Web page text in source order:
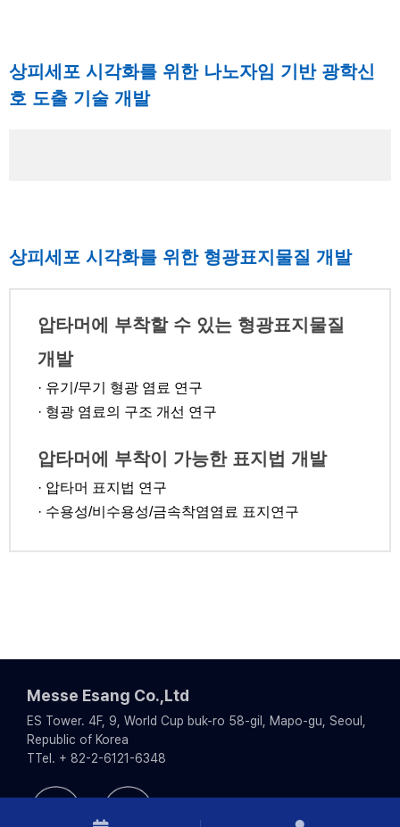
상피세포 시각화를 위한 나노자임 기반 광학신
호 도출 기술 개발
상피세포 시각화를 위한 형광표지물질 개발
압타머에 부착할 수 있는 형광표지물질
개발
· 유기/무기 형광 염료 연구
· 형광 염료의 구조 개선 연구
압타머에 부착이 가능한 표지법 개발
· 압타머 표지법 연구
· 수용성/비수용성/금속착염염료 표지연구
Messe Esang Co.,Ltd
ES Tower. 4F, 9, World Cup buk-ro 58-gil, Mapo-gu, Seoul,
Republic of Korea
TTel. + 82-2-6121-6348